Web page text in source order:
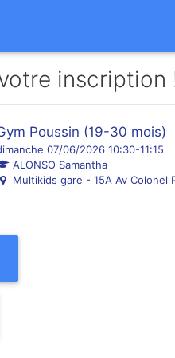
inscription
Poussin (19-30 mois)
07/06/2026 10:30-11:15
ALONSO Samantha
Multikids gare - 15A Av Colonel